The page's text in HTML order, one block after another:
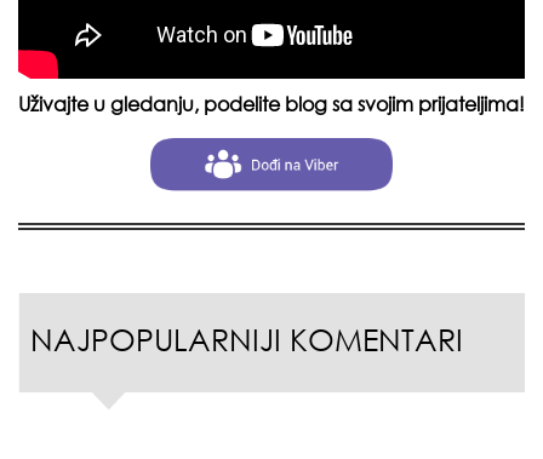
Uživajte u gledanju, podelite blog sa svojim prijateljima!
NAJPOPULARNIJI KOMENTARI